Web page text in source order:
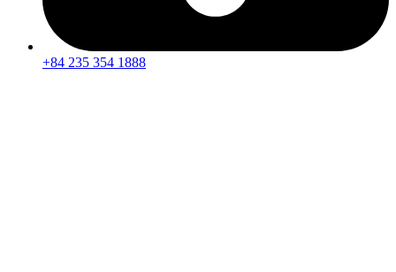
+84 235 354 1888